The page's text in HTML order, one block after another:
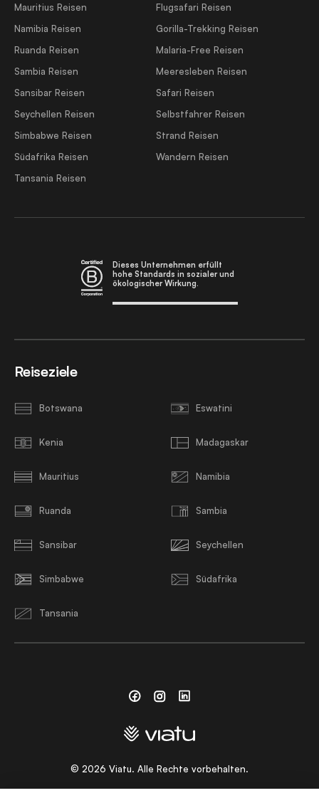
Mauritius Reisen
Namibia Reisen
Ruanda Reisen
Sambia Reisen
Sansibar Reisen
Seychellen Reisen
Simbabwe Reisen
Südafrika Reisen
Tansania Reisen
Flugsafari Reisen
Gorilla-Trekking Reisen
Malaria-Free Reisen
Meeresleben Reisen
Safari Reisen
Selbstfahrer Reisen
Strand Reisen
Wandern Reisen
Dieses Unternehmen erfüllt
hohe Standards in sozialer und
ökologischer Wirkung.
Reiseziele
Botswana Eswatini
Kenia Madagaskar
Mauritius Namibia
Ruanda Sambia
Sansibar Seychellen
Simbabwe Südafrika
Tansania
© 2026 Viatu. Alle Rechte vorbehalten.
FacebookInstagramLinkedin